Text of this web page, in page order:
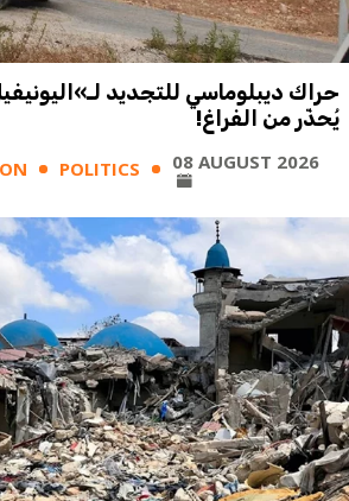
حراك ديبلوماسي للتجديد
يُحذّر من الفراغ!
POLITICS 08 AUGUST 2026